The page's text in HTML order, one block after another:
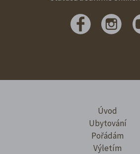
Úvod
Ubytování
Pořádám
Výletím